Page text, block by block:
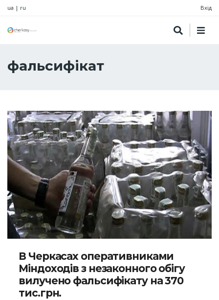
ua | ru Вхід
фальсифікат
В Черкасах оперативниками
Міндоходів з незаконного обігу
вилучено фальсифікату на 370
тис.грн.